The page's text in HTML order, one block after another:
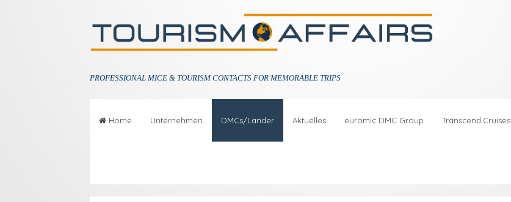
PROFESSIONAL MICE & TOURISM CONTACTS FOR MEMORABLE TRIPS
Home Unternehmen DMCs/Länder Aktuelles euromic DMC Group Transcend.Cruises